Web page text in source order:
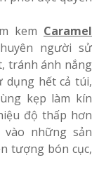
kem Caramel
người sử
tránh ánh nắng
dụng hết cả túi,
kẹp làm kín
độ thấp hơn
những sản
tượng bón cục,